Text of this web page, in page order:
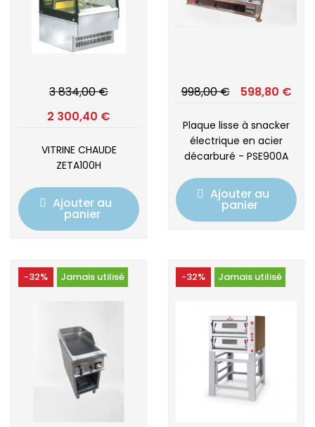
3 834,00 €
2 300,40 €
VITRINE CHAUDE
ZETA100H
Ajouter au
panier
998,00 € 598,80 €
Plaque lisse à snacker
électrique en acier
décarburé - PSE900A
Ajouter au
panier
-32% Jamais utilisé -32% Jamais utilisé